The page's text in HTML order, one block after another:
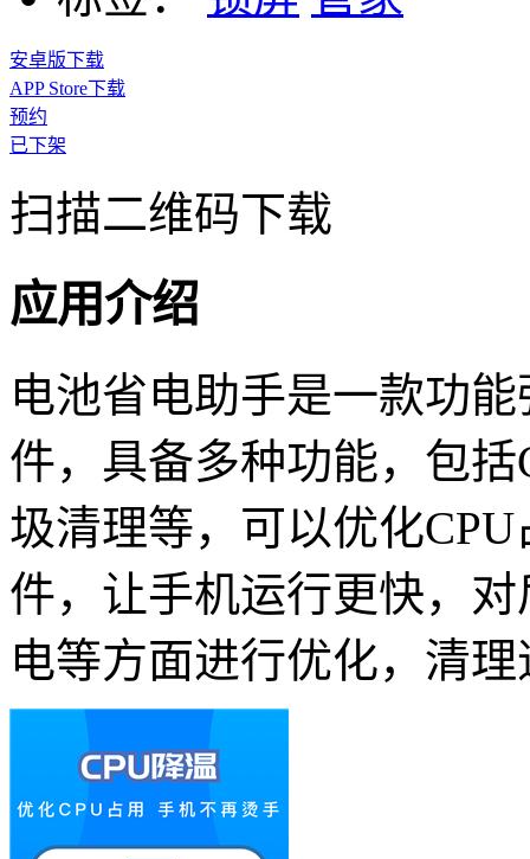
安卓版下载
APP Store下载
预约
已下架
扫描二维码下载
应用介绍
电池省电助手是一款功
件，具备多种功能，包
圾清理等，可以优化
件，让手机运行更快，
电等方面进行优化，清